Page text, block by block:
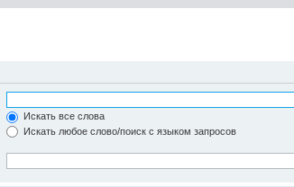
Искать все слова
Искать любое слово/поиск с языком запросов